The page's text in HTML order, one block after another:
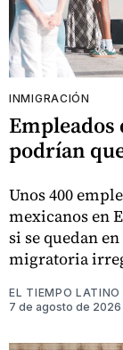
INMIGRACIÓN
Empleados
podrían
Unos 400
mexicanos en
si se quedan
migratoria
EL TIEMPO LATINO
7 de agosto de 2026